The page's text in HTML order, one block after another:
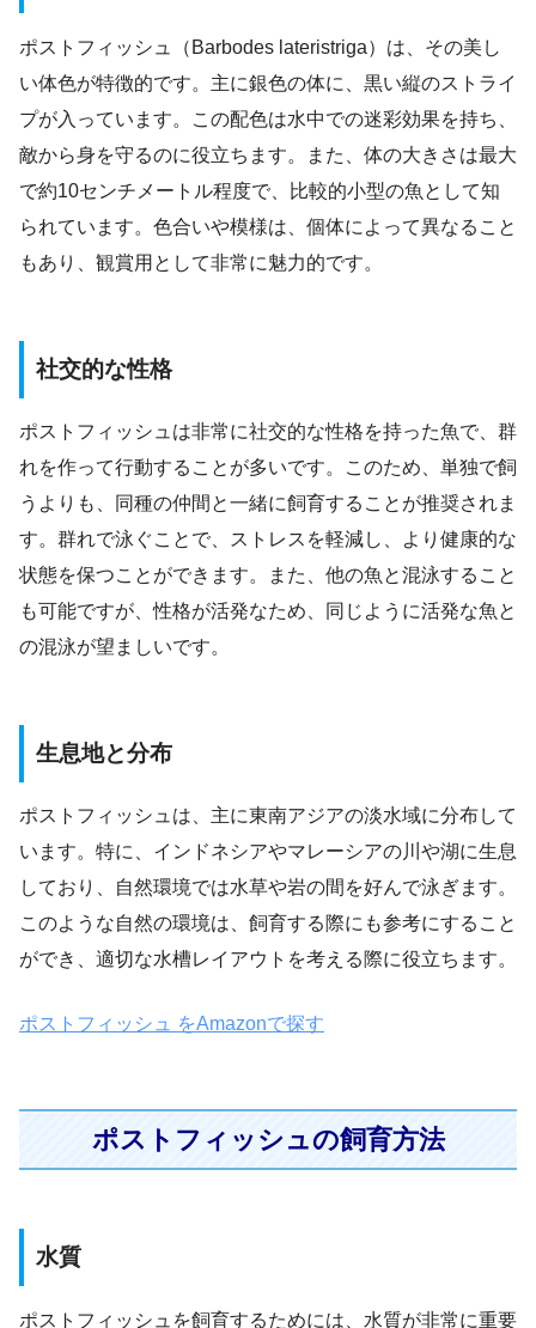
ポストフィッシュ（Barbodes lateristriga）は、その美し
い体色が特徴的です。主に銀色の体に、黒い縦のストライ
プが入っています。この配色は水中での迷彩効果を持ち、
敵から身を守るのに役立ちます。また、体の大きさは最大
で約10センチメートル程度で、比較的小型の魚として知
られています。色合いや模様は、個体によって異なること
もあり、観賞用として非常に魅力的です。
社交的な性格
ポストフィッシュは非常に社交的な性格を持った魚で、群
れを作って行動することが多いです。このため、単独で飼
うよりも、同種の仲間と一緒に飼育することが推奨されま
す。群れで泳ぐことで、ストレスを軽減し、より健康的な
状態を保つことができます。また、他の魚と混泳すること
も可能ですが、性格が活発なため、同じように活発な魚と
の混泳が望ましいです。
生息地と分布
ポストフィッシュは、主に東南アジアの淡水域に分布して
います。特に、インドネシアやマレーシアの川や湖に生息
しており、自然環境では水草や岩の間を好んで泳ぎます。
このような自然の環境は、飼育する際にも参考にすること
ができ、適切な水槽レイアウトを考える際に役立ちます。
ポストフィッシュ をAmazonで探す
ポストフィッシュの飼育方法
水質
ポストフィッシュを飼育するためには、水質が非常に重要